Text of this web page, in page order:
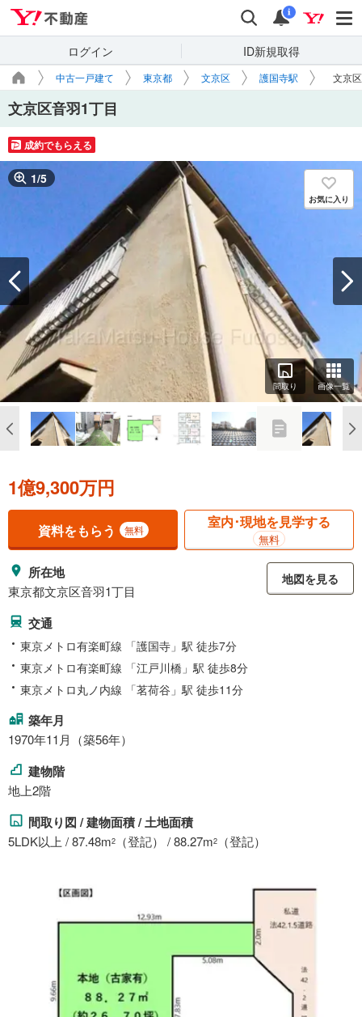
検索 通知
i
ログイン ID新規取得
中古一戸建て 東京都 文京区 護国寺駅 文京
文京区音羽1丁目
成約でもらえる
1/5
お気に入り
間取り 画像一覧
1億9,300万円
資料をもらう 無料 室内･現地を見学する
無料
所在地
東京都文京区音羽1丁目
地図を見る
交通
東京メトロ有楽町線 「護国寺」駅 徒歩7分
東京メトロ有楽町線 「江戸川橋」駅 徒歩8分
東京メトロ丸ノ内線 「茗荷谷」駅 徒歩11分
築年月
1970年11月（築56年）
建物階
地上2階
間取り図 / 建物面積 / 土地面積
5LDK以上 / 87.48m2 （登記） / 88.27m2 （登記）